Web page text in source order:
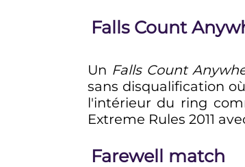
Falls Count
Un Falls Count
sans disqualification
l'intérieur du ring
Extreme Rules 2011
Farewell match